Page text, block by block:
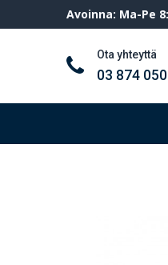
Avoinna: Ma-Pe
Ota yhteyttä
03 874 050